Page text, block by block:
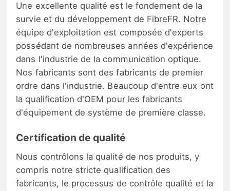
Une excellente qualité est le fondement de la
survie et du développement de FibreFR. Notre
équipe d'exploitation est composée d'experts
possédant de nombreuses années d'expérience
dans l'industrie de la communication optique.
Nos fabricants sont des fabricants de premier
ordre dans l'industrie. Beaucoup d'entre eux ont
la qualification d'OEM pour les fabricants
d'équipement de système de première classe.
Certification de qualité
Nous contrôlons la qualité de nos produits, y
compris notre stricte qualification des
fabricants, le processus de contrôle qualité et la